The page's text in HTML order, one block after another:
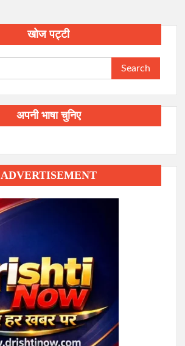
खोज पट्टी
Search
for:
अपनी भाषा चुनिए
ADVERTISEMENT